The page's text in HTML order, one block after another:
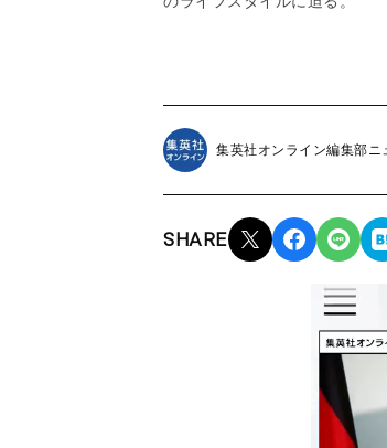
集英社オンライン編集部ニ
SHARE